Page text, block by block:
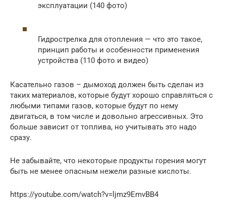
эксплуатации (140 фото)
Гидрострелка для отопления — что это такое,
принцип работы и особенности применения
устройства (110 фото и видео)
Касательно газов – дымоход должен быть сделан из
таких материалов, которые будут хорошо справляться с
любыми типами газов, которые будут по нему
двигаться, в том числе и довольно агрессивных. Это
больше зависит от топлива, но учитывать это надо
сразу.
Не забывайте, что некоторые продукты горения могут
быть не менее опасным нежели разные кислоты.
https://youtube.com/watch?v=ljmz9EmvBB4